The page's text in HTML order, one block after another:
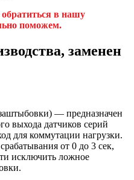
обратиться в нашу
поможем.
заменен
— предназначен
выхода датчиков серий
для коммутации нагрузки.
от 0 до 3 сек,
исключить ложное